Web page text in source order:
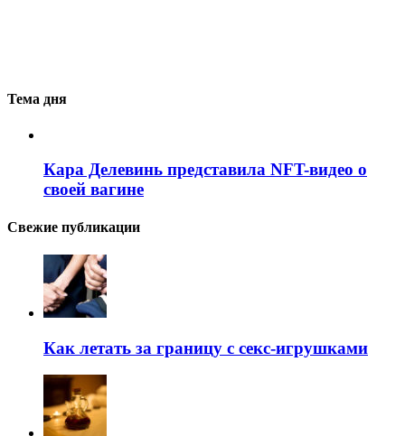
Тема дня
Кара Делевинь представила NFT-видео о
своей вагине
Свежие публикации
Как летать за границу с секс-игрушками